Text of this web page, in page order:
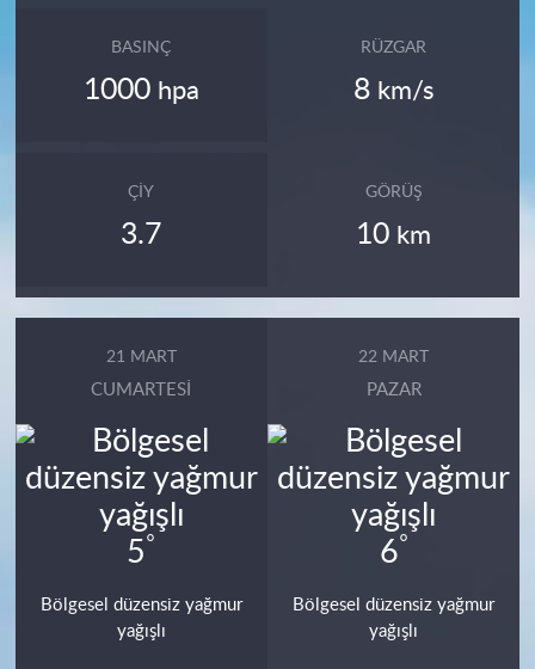
BASINÇ
1000 hpa
RÜZGAR
8 km/s
ÇIY
3.7
GÖRÜŞ
10 km
21 MART
CUMARTESI
5°
Bölgesel düzensiz yağmur
yağışlı
22 MART
PAZAR
6°
Bölgesel düzensiz yağmur
yağışlı